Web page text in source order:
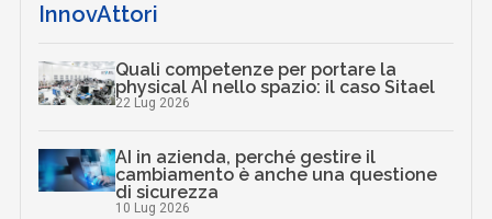
InnovAttori
Quali competenze per portare la
physical AI nello spazio: il caso Sitael
22 Lug 2026
AI in azienda, perché gestire il
cambiamento è anche una questione
di sicurezza
10 Lug 2026